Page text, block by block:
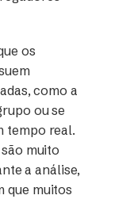
os
como a
ou se
tempo real.
muito
a análise,
que muitos